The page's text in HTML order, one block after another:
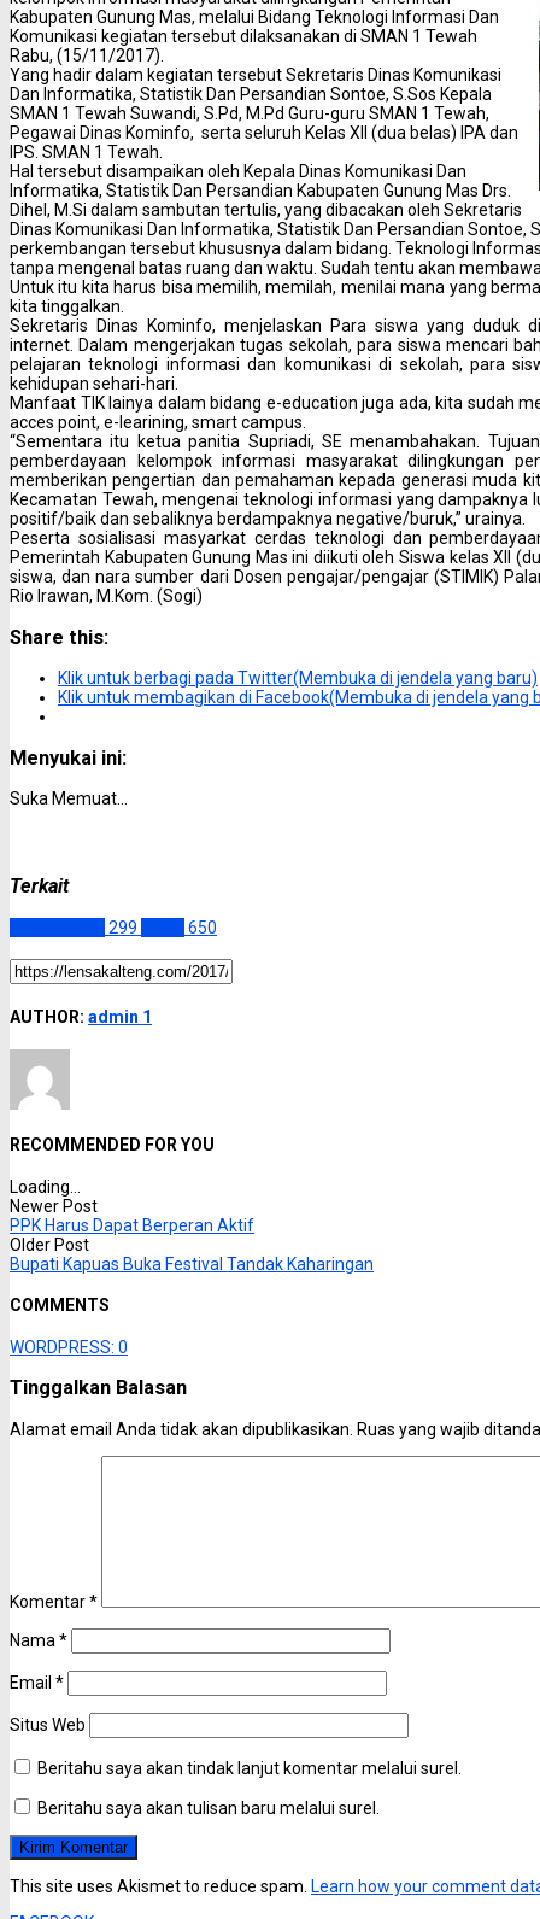
Kabupaten Gunung Mas, melalui Bidang Teknologi Informasi Dan
Komunikasi kegiatan tersebut dilaksanakan di SMAN 1 Tewah
Rabu, (15/11/2017).
Yang hadir dalam kegiatan tersebut Sekretaris Dinas Komunikasi
Dan Informatika, Statistik Dan Persandian Sontoe, S.Sos Kepala
SMAN 1 Tewah Suwandi, S.Pd, M.Pd Guru-guru SMAN 1 Tewah,
Pegawai Dinas Kominfo, serta seluruh Kelas XII (dua belas) IPA dan
IPS. SMAN 1 Tewah.
Hal tersebut disampaikan oleh Kepala Dinas Komunikasi Dan
Informatika, Statistik Dan Persandian Kabupaten Gunung Mas Drs.
Dihel, M.Si dalam sambutan tertulis, yang dibacakan oleh Sekretaris
Dinas Komunikasi Dan Informatika, Statistik Dan Persandian
perkembangan tersebut khususnya dalam bidang. Teknologi
tanpa mengenal batas ruang dan waktu. Sudah tentu akan
Untuk itu kita harus bisa memilih, memilah, menilai mana yang
kita tinggalkan.
Sekretaris Dinas Kominfo, menjelaskan Para siswa yang duduk
internet. Dalam mengerjakan tugas sekolah, para siswa mencari
pelajaran teknologi informasi dan komunikasi di sekolah, para
kehidupan sehari-hari.
Manfaat TIK lainya dalam bidang e-education juga ada, kita sudah
acces point, e-learining, smart campus.
“Sementara itu ketua panitia Supriadi, SE menambahakan.
pemberdayaan kelompok informasi masyarakat dilingkungan
memberikan pengertian dan pemahaman kepada generasi muda
Kecamatan Tewah, mengenai teknologi informasi yang dampaknya
positif/baik dan sebaliknya berdampaknya negative/buruk,” urainya.
Peserta sosialisasi masyarkat cerdas teknologi dan
Pemerintah Kabupaten Gunung Mas ini diikuti oleh Siswa kelas XII
siswa, dan nara sumber dari Dosen pengajar/pengajar (STIMIK)
Rio Irawan, M.Kom. (Sogi)
Share this:
Klik untuk berbagi pada Twitter(Membuka di jendela yang baru)
Klik untuk membagikan di Facebook(Membuka di jendela yang
Menyukai ini:
Suka Memuat...
Terkait
299 650
AUTHOR: admin 1
RECOMMENDED FOR YOU
Loading...
Newer Post
PPK Harus Dapat Berperan Aktif
Older Post
Bupati Kapuas Buka Festival Tandak Kaharingan
COMMENTS
WORDPRESS: 0
Tinggalkan Balasan
Alamat email Anda tidak akan dipublikasikan. Ruas yang wajib
Komentar*
Nama *
Email *
Situs Web
Beritahu saya akan tindak lanjut komentar melalui surel.
Beritahu saya akan tulisan baru melalui surel.
This site uses Akismet to reduce spam. Learn how your comment